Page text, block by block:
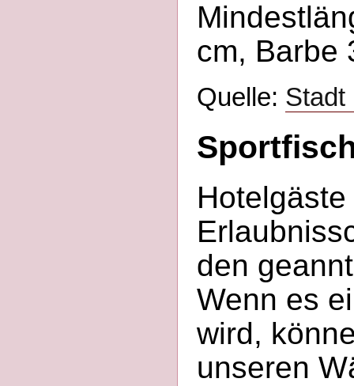
cm, Barbe
Quelle: Stadt
den
Wenn es
wird,
unseren